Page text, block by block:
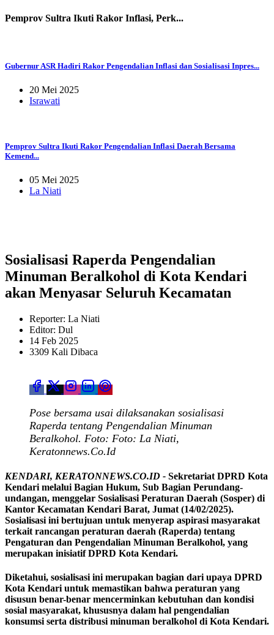
Pemprov Sultra Ikuti Rakor Inflasi, Perk...
Gubernur ASR Hadiri Rakor Pengendalian Inflasi dan Sosialisasi Inpres...
20 Mei 2025
Israwati
Pemprov Sultra Ikuti Rakor Pengendalian Inflasi Daerah Bersama
Kemend...
05 Mei 2025
La Niati
Sosialisasi Raperda Pengendalian
Minuman Beralkohol di Kota Kendari
akan Menyasar Seluruh Kecamatan
Reporter: La Niati
Editor: Dul
14 Feb 2025
3309 Kali Dibaca
Pose bersama usai dilaksanakan sosialisasi
Raperda tentang Pengendalian Minuman
Beralkohol. Foto: Foto: La Niati,
Keratonnews.Co.Id
KENDARI, KERATONNEWS.CO.ID - Sekretariat DPRD Kota
Kendari melalui Bagian Hukum, Sub Bagian Perundang-
undangan, menggelar Sosialisasi Peraturan Daerah (Sosper) di
Kantor Kecamatan Kendari Barat, Jumat (14/02/2025).
Sosialisasi ini bertujuan untuk menyerap aspirasi masyarakat
terkait rancangan peraturan daerah (Raperda) tentang
Pengaturan dan Pengendalian Minuman Beralkohol, yang
merupakan inisiatif DPRD Kota Kendari.
Diketahui, sosialisasi ini merupakan bagian dari upaya DPRD
Kota Kendari untuk memastikan bahwa peraturan yang
disusun benar-benar mencerminkan kebutuhan dan kondisi
sosial masyarakat, khususnya dalam hal pengendalian
konsumsi serta distribusi minuman beralkohol di Kota Kendari.